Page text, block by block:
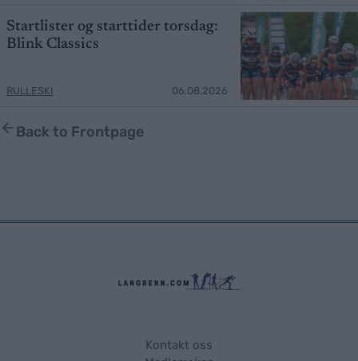
Startlister og starttider torsdag:
Blink Classics
RULLESKI 06.08.2026
Back to Frontpage
Kontakt oss